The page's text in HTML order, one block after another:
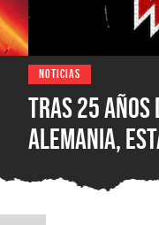
NOTICIAS
Tras 25 años
Alemania,
disponible